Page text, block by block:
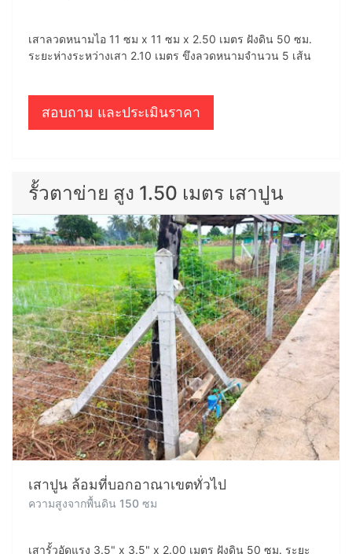
เสาลวดหนามไอ 11 ซม x 11 ซม x 2.50 เมตร ฝังดิน 50 ซม.
ระยะห่างระหว่างเสา 2.10 เมตร ขึงลวดหนามจำนวน 5 เส้น
สอบถาม และประเมินราคา
รั้วตาข่าย สูง 1.50 เมตร เสาปูน
เสาปูน ล้อมที่บอกอาณาเขตทั่วไป
ความสูงจากพื้นดิน 150 ซม
เสารั้วอัดแรง 3.5" x 3.5" x 2.00 เมตร ฝังดิน 50 ซม. ระยะ